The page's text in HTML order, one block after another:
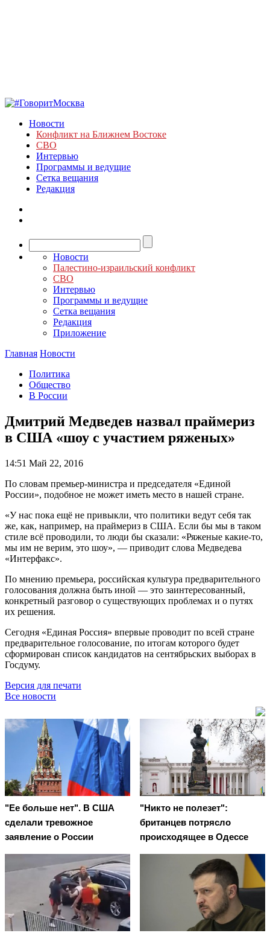
Новости
Конфликт на Ближнем Востоке
СВО
Интервью
Программы и ведущие
Сетка вещания
Редакция
Новости
Палестино-израильский конфликт
СВО
Интервью
Программы и ведущие
Сетка вещания
Редакция
Приложение
Главная Новости
Политика
Общество
В России
Дмитрий Медведев назвал праймериз
в США «шоу с участием ряженых»
14:51 Май 22, 2016
По словам премьер-министра и председателя «Единой
России», подобное не может иметь место в нашей стране.
«У нас пока ещё не привыкли, что политики ведут себя так
же, как, например, на праймериз в США. Если бы мы в таком
стиле всё проводили, то люди бы сказали: «Ряженые какие-то,
мы им не верим, это шоу», — приводит слова Медведева
«Интерфакс».
По мнению премьера, российская культура предварительного
голосования должна быть иной — это заинтересованный,
конкретный разговор о существующих проблемах и о путях
их решения.
Сегодня «Единая Россия» впервые проводит по всей стране
предварительное голосование, по итогам которого будет
сформирован список кандидатов на сентябрьских выборах в
Госдуму.
Версия для печати
Все новости
"Ее больше нет". В США
сделали тревожное
заявление о России
"Никто не полезет":
британцев потрясло
происходящее в Одессе